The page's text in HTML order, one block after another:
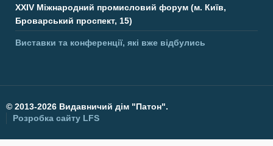
XXIV Міжнародний промисловий форум (м. Київ,
Броварський проспект, 15)
Виставки та конференції, які вже відбулись
© 2013-2026 Видавничий дім "Патон".
Розробка сайту LFS